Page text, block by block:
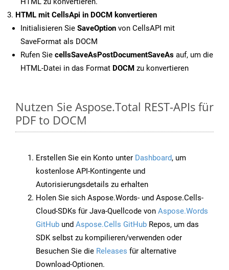
HTML mit CellsApi in DOCM konvertieren
Initialisieren Sie SaveOption von CellsAPI mit
SaveFormat als DOCM
Rufen Sie cellsSaveAsPostDocumentSaveAs auf, um die
HTML-Datei in das Format DOCM zu konvertieren
Nutzen Sie Aspose.Total REST-APIs für
PDF to DOCM
Erstellen Sie ein Konto unter Dashboard, um
kostenlose API-Kontingente und
Autorisierungsdetails zu erhalten
Holen Sie sich Aspose.Words- und Aspose.Cells-
Cloud-SDKs für Java-Quellcode von Aspose.Words
GitHub und Aspose.Cells GitHub Repos, um das
SDK selbst zu kompilieren/verwenden oder
Besuchen Sie die Releases für alternative
Download-Optionen.